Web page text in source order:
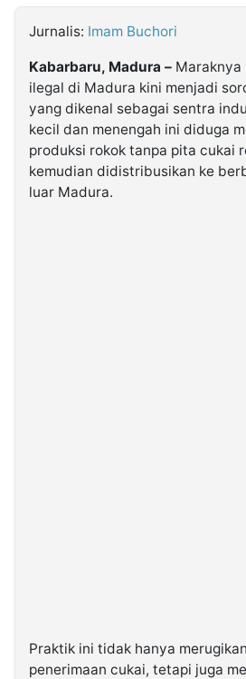
Kabarbaru.co
2026
Jurnalis: Imam Buchori
Kabarbaru, Madura – Maraknya
ilegal di Madura kini menjadi
yang dikenal sebagai sentra
kecil dan menengah ini diduga
produksi rokok tanpa pita cukai
kemudian didistribusikan ke
luar Madura.
Praktik ini tidak hanya
penerimaan cukai, tetapi juga